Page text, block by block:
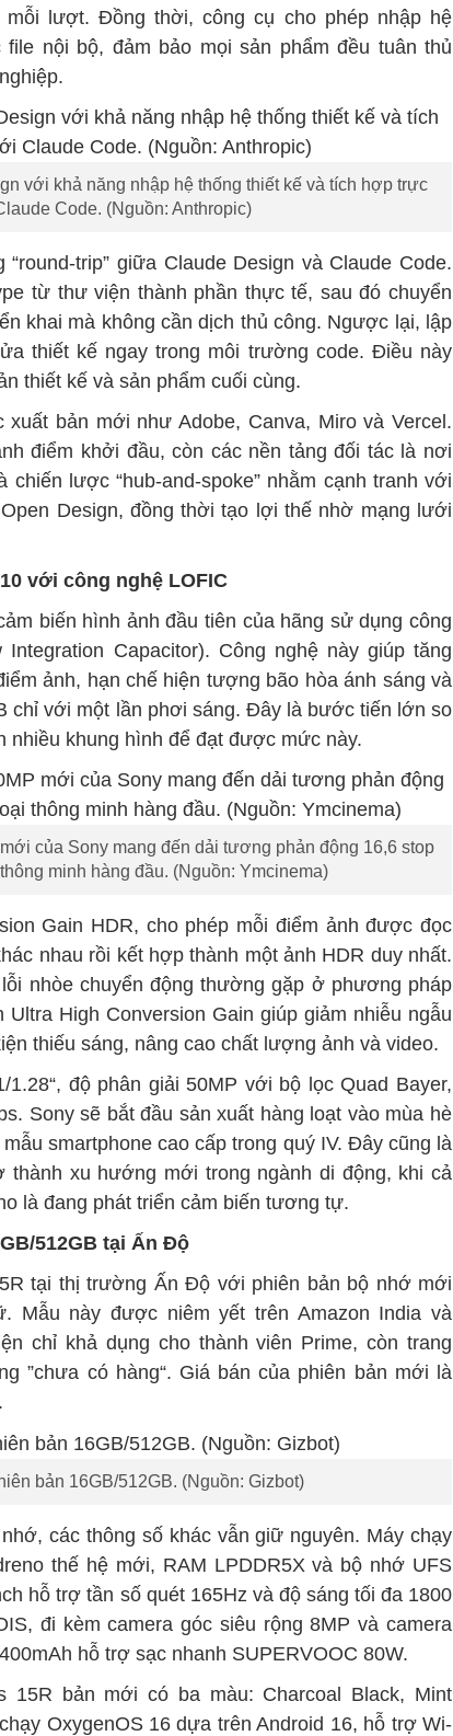
lượt. Đồng thời, công cụ cho phép nhập hệ
nội bộ, đảm bảo mọi sản phẩm đều tuân thủ
với khả năng nhập hệ thống thiết kế và tích hợp trực
Code. (Nguồn: Anthropic)
trip” giữa Claude Design và Claude Code.
từ thư viện thành phần thực tế, sau đó chuyển
khai mà không cần dịch thủ công. Ngược lại, lập
thiết kế ngay trong môi trường code. Điều này
thiết kế và sản phẩm cuối cùng.
bản mới như Adobe, Canva, Miro và Vercel.
điểm khởi đầu, còn các nền tảng đối tác là nơi
chiến lược “hub-and-spoke” nhằm cạnh tranh với
Design, đồng thời tạo lợi thế nhờ mạng lưới
với công nghệ LOFIC
biến hình ảnh đầu tiên của hãng sử dụng công
Integration Capacitor). Công nghệ này giúp tăng
ảnh, hạn chế hiện tượng bão hòa ánh sáng và
chỉ với một lần phơi sáng. Đây là bước tiến lớn so
nhiều khung hình để đạt được mức này.
của Sony mang đến dải tương phản động 16,6 stop
minh hàng đầu. (Nguồn: Ymcinema)
Gain HDR, cho phép mỗi điểm ảnh được đọc
nhau rồi kết hợp thành một ảnh HDR duy nhất.
nhòe chuyển động thường gặp ở phương pháp
High Conversion Gain giúp giảm nhiễu ngẫu
thiếu sáng, nâng cao chất lượng ảnh và video.
độ phân giải 50MP với bộ lọc Quad Bayer,
Sony sẽ bắt đầu sản xuất hàng loạt vào mùa hè
smartphone cao cấp trong quý IV. Đây cũng là
thành xu hướng mới trong ngành di động, khi cả
là đang phát triển cảm biến tương tự.
512GB tại Ấn Độ
tại thị trường Ấn Độ với phiên bản bộ nhớ mới
Mẫu này được niêm yết trên Amazon India và
chỉ khả dụng cho thành viên Prime, còn trang
”chưa có hàng“. Giá bán của phiên bản mới là
bản 16GB/512GB. (Nguồn: Gizbot)
các thông số khác vẫn giữ nguyên. Máy chạy
thế hệ mới, RAM LPDDR5X và bộ nhớ UFS
hỗ trợ tần số quét 165Hz và độ sáng tối đa 1800
đi kèm camera góc siêu rộng 8MP và camera
hỗ trợ sạc nhanh SUPERVOOC 80W.
15R bản mới có ba màu: Charcoal Black, Mint
OxygenOS 16 dựa trên Android 16, hỗ trợ Wi-